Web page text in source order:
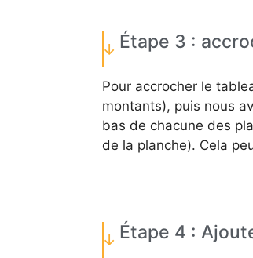
Étape 3 :
Pour accrocher le
montants), puis nous
bas de chacune des
de la planche). Cela
Étape 4 :